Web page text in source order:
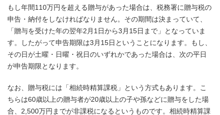
もし年間110万円を超える贈与があった場合は、税務署に贈与税の
申告・納付をしなければなりません。その期間は決まっていて、
「贈与を受けた年の翌年2月1日から3月15日まで」となっていま
す。したがって申告期限は3月15日ということになります。もし、
その日が土曜・日曜・祝日のいずれかであった場合は、次の平日
が申告期限となります。
なお、贈与税には「相続時精算課税」という方式もあります。こ
ちらは60歳以上の贈与者が20歳以上の子や孫などに贈与をした場
合、2,500万円までが非課税になるというものです。相続時精算課